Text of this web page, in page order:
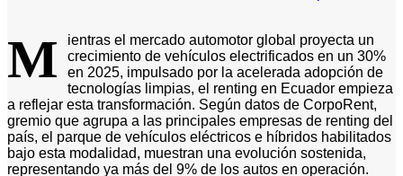
M
ientras el mercado automotor global proyecta un
crecimiento de vehículos electrificados en un 30%
en 2025, impulsado por la acelerada adopción de
tecnologías limpias, el renting en Ecuador empieza
a reflejar esta transformación. Según datos de CorpoRent,
gremio que agrupa a las principales empresas de renting del
país, el parque de vehículos eléctricos e híbridos habilitados
bajo esta modalidad, muestran una evolución sostenida,
representando ya más del 9% de los autos en operación.